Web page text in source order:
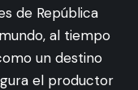
de República
al tiempo
un destino
el productor